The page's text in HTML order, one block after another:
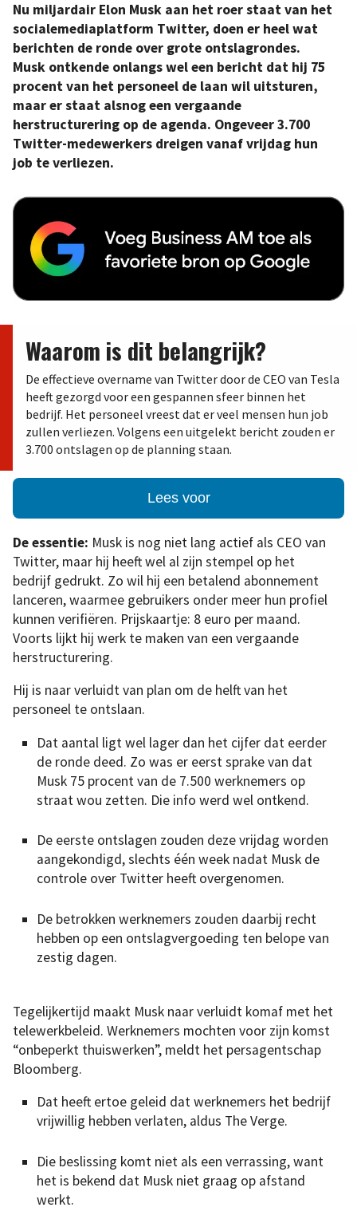
Nu miljardair Elon Musk aan het roer staat van het
socialemediaplatform Twitter, doen er heel wat
berichten de ronde over grote ontslagrondes.
Musk ontkende onlangs wel een bericht dat hij 75
procent van het personeel de laan wil uitsturen,
maar er staat alsnog een vergaande
herstructurering op de agenda. Ongeveer 3.700
Twitter-medewerkers dreigen vanaf vrijdag hun
job te verliezen.
Waarom is dit belangrijk?
De effectieve overname van Twitter door de CEO van Tesla
heeft gezorgd voor een gespannen sfeer binnen het
bedrijf. Het personeel vreest dat er veel mensen hun job
zullen verliezen. Volgens een uitgelekt bericht zouden er
3.700 ontslagen op de planning staan.
Lees voor
De essentie: Musk is nog niet lang actief als CEO van
Twitter, maar hij heeft wel al zijn stempel op het
bedrijf gedrukt. Zo wil hij een betalend abonnement
lanceren, waarmee gebruikers onder meer hun profiel
kunnen verifiëren. Prijskaartje: 8 euro per maand.
Voorts lijkt hij werk te maken van een vergaande
herstructurering.
Hij is naar verluidt van plan om de helft van het
personeel te ontslaan.
Dat aantal ligt wel lager dan het cijfer dat eerder
de ronde deed. Zo was er eerst sprake van dat
Musk 75 procent van de 7.500 werknemers op
straat wou zetten. Die info werd wel ontkend.
De eerste ontslagen zouden deze vrijdag worden
aangekondigd, slechts één week nadat Musk de
controle over Twitter heeft overgenomen.
De betrokken werknemers zouden daarbij recht
hebben op een ontslagvergoeding ten belope van
zestig dagen.
Tegelijkertijd maakt Musk naar verluidt komaf met het
telewerkbeleid. Werknemers mochten voor zijn komst
“onbeperkt thuiswerken”, meldt het persagentschap
Bloomberg.
Dat heeft ertoe geleid dat werknemers het bedrijf
vrijwillig hebben verlaten, aldus The Verge.
Die beslissing komt niet als een verrassing, want
het is bekend dat Musk niet graag op afstand
werkt.